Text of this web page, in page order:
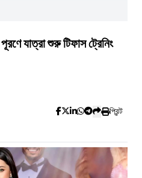
যাত্রা শুরু টিফাস ট্রেনিং
প্রিন্ট